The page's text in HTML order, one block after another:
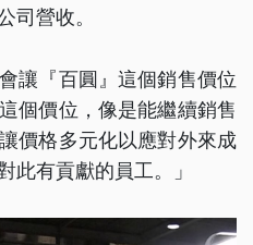
司營收。
讓『百圓』這個銷售價位
個價位，像是能繼續銷售
價格多元化以應對外來成
此有貢獻的員工。」